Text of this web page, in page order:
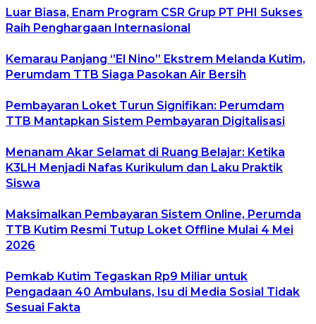
Luar Biasa, Enam Program CSR Grup PT PHI Sukses
Raih Penghargaan Internasional
Kemarau Panjang ‘’El Nino’’ Ekstrem Melanda Kutim,
Perumdam TTB Siaga Pasokan Air Bersih
Pembayaran Loket Turun Signifikan: Perumdam
TTB Mantapkan Sistem Pembayaran Digitalisasi
Menanam Akar Selamat di Ruang Belajar: Ketika
K3LH Menjadi Nafas Kurikulum dan Laku Praktik
Siswa
Maksimalkan Pembayaran Sistem Online, Perumda
TTB Kutim Resmi Tutup Loket Offline Mulai 4 Mei
2026
Pemkab Kutim Tegaskan Rp9 Miliar untuk
Pengadaan 40 Ambulans, Isu di Media Sosial Tidak
Sesuai Fakta